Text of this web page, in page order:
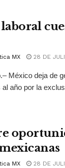
MX 28 DE
México deja de
año por la
MX 28 DE